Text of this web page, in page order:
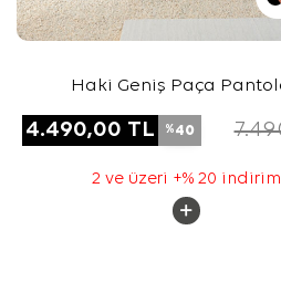
Haki Geniş Paça
4.490,00 TL %40
2 ve üzeri +% 20 indirim